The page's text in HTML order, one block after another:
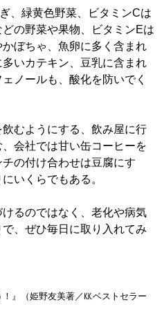
、緑黄色野菜、ビタミンCは
の野菜や果物、ビタミンEは
ぼちゃ、魚卵に多く含まれ
いカテキン、豆乳に含まれ
ノールも、酸化を防いでく
むようにする、飲み屋に行
会社では甘い缶コーヒーを
の付け合わせは豆腐にす
いくらでもある。
るのではなく、老化や病気
、ぜひ毎日に取り入れてみ
』（姫野友美著／㏍ベストセラー